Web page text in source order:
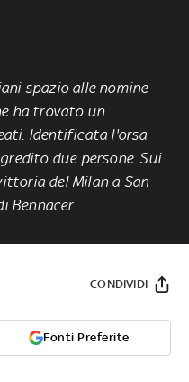
spazio alle nomine
ha trovato un
Identificata l'orsa
due persone. Sui
del Milan a San
Bennacer
Fonti Preferite
CONDIVIDI